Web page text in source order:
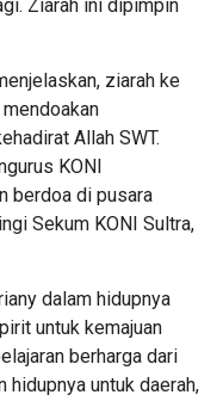
Ziarah ini dipimpin
ziarah ke
Allah SWT.
KONI
berdoa di pusara
Sekum KONI Sultra,
dalam hidupnya
untuk kemajuan
berharga dari
hidupnya untuk daerah,